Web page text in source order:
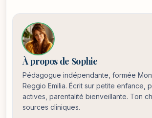
À propos de Sophie
Pédagogue indépendante, formée
Reggio Emilia. Écrit sur petite enfance,
actives, parentalité bienveillante. Ton
sources cliniques.